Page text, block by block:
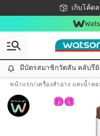
เก็บโค้ด
ชอปออนไลน์ค
📦ส่ง
สมาชิ
มีบัตรสมาชิกวัตสัน คลับรึ
หน้าแรก/ เครื่องสำอาง และน้ำหอ